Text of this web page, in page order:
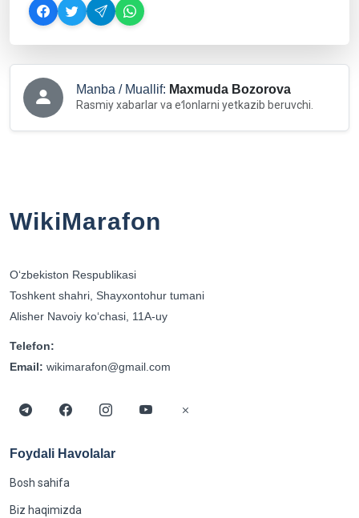
Manba / Muallif: Maxmuda Bozorova
Rasmiy xabarlar va eʻlonlarni yetkazib beruvchi.
WikiMarafon
Oʻzbekiston Respublikasi
Toshkent shahri, Shayxontohur tumani
Alisher Navoiy koʻchasi, 11A-uy
Telefon:
Email: wikimarafon@gmail.com
Foydali Havolalar
Bosh sahifa
Biz haqimizda